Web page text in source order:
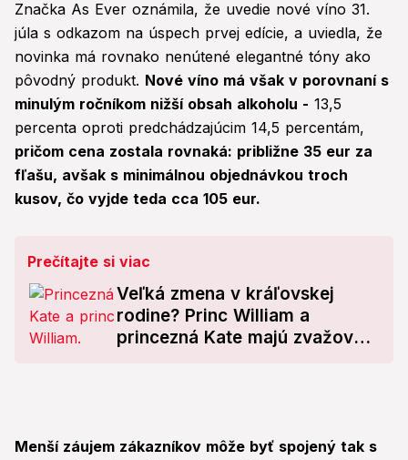
Značka As Ever oznámila, že uvedie nové víno 31.
júla s odkazom na úspech prvej edície, a uviedla, že
novinka má rovnako nenútené elegantné tóny ako
pôvodný produkt. Nové víno má však v porovnaní s
minulým ročníkom nižší obsah alkoholu - 13,5
percenta oproti predchádzajúcim 14,5 percentám,
pričom cena zostala rovnaká: približne 35 eur za
fľašu, avšak s minimálnou objednávkou troch
kusov, čo vyjde teda cca 105 eur.
Prečítajte si viac
Veľká zmena v kráľovskej
rodine? Princ William a
princezná Kate majú zvažovať
Menší záujem zákazníkov môže byť spojený tak s